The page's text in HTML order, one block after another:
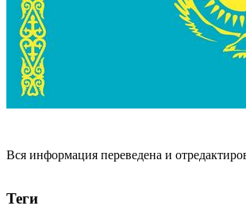
Вся информация переведена и
Теги